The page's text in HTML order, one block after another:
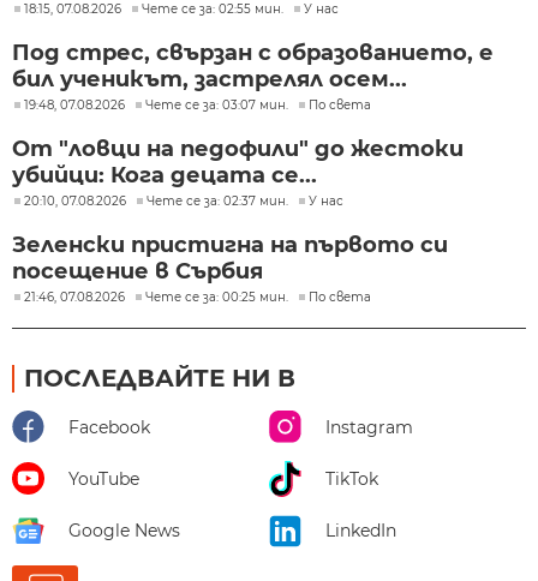
18:15, 07.08.2026 Чете се за: 02:55 мин. У нас
Под стрес, свързан с образованието, е
бил ученикът, застрелял осем...
19:48, 07.08.2026 Чете се за: 03:07 мин. По света
От "ловци на педофили" до жестоки
убийци: Кога децата се...
20:10, 07.08.2026 Чете се за: 02:37 мин. У нас
Зеленски пристигна на първото си
посещение в Сърбия
21:46, 07.08.2026 Чете се за: 00:25 мин. По света
ПОСЛЕДВАЙТЕ НИ В
Facebook Instagram
YouTube TikTok
Google News LinkedIn